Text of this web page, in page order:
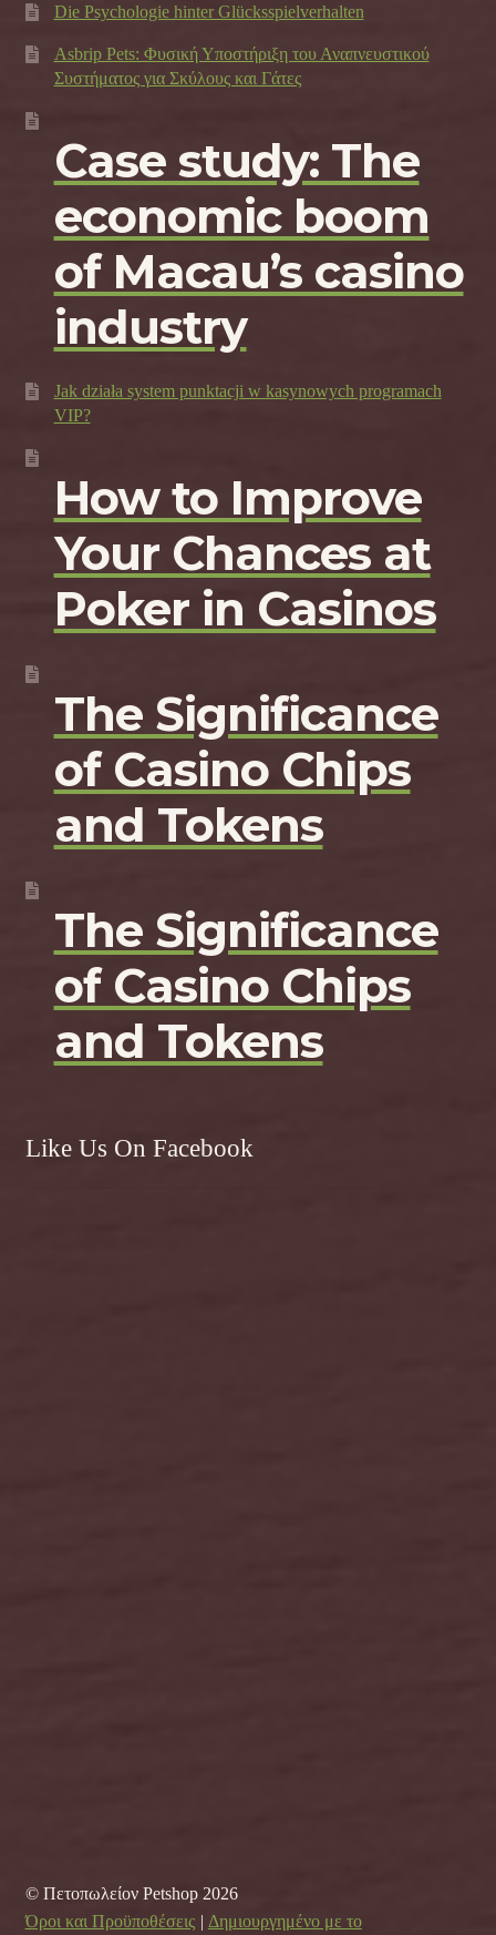
Die Psychologie hinter Glücksspielverhalten
Asbrip Pets: Φυσική Υποστήριξη του Αναπνευστικού
Συστήματος για Σκύλους και Γάτες
Case study: The
economic boom
of Macau’s casino
industry
Jak działa system punktacji w kasynowych programach
VIP?
How to Improve
Your Chances at
Poker in Casinos
The Significance
of Casino Chips
and Tokens
The Significance
of Casino Chips
and Tokens
Like Us On Facebook
© Πετοπωλείον Petshop 2026
Όροι και Προϋποθέσεις
Δημιουργημένο με το